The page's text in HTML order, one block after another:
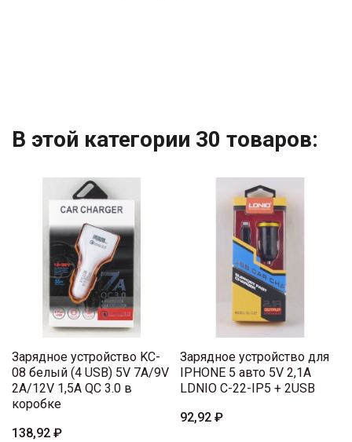
В этой категории 30 товаров:
Зарядное устройство KC-
08 белый (4 USB) 5V 7A/9V
2A/12V 1,5A QC 3.0 в
коробке
138,92 ₽
Зарядное устройство для
IPHONE 5 авто 5V 2,1A
LDNIO C-22-IP5 + 2USB
92,92 ₽